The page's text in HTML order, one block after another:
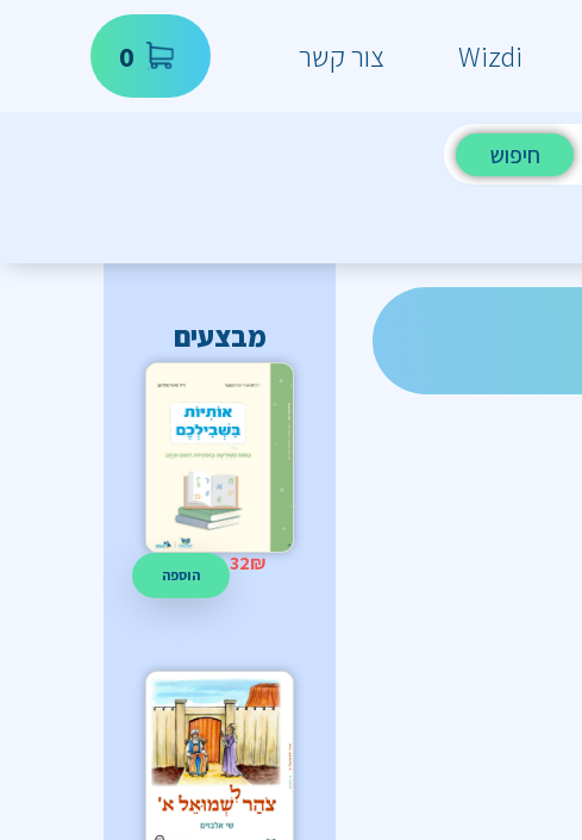
Wizdi צור קשר 0
חיפוש
מבצעים
הוספה 32₪